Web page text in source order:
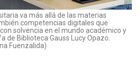
va más allá de las materias
competencias digitales que
solvencia en el mundo académico y
de Biblioteca Gauss Lucy Opazo.
Fuenzalida)